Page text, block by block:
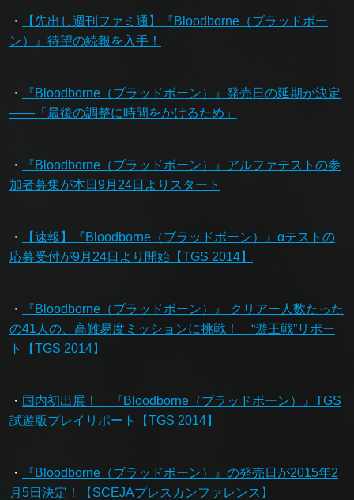
・
【先出し週刊ファミ通】『Bloodborne（ブラッドボー
ン）』待望の続報を入手！
・
『Bloodborne（ブラッドボーン）』発売日の延期が決定
――「最後の調整に時間をかけるため」
・
『Bloodborne（ブラッドボーン）』アルファテストの参
加者募集が本日9月24日よりスタート
・
【速報】『Bloodborne（ブラッドボーン）』αテストの
応募受付が9月24日より開始【TGS 2014】
・
『Bloodborne（ブラッドボーン）』 クリアー人数たった
の41人の、高難易度ミッションに挑戦！ “遊王戦”リポー
ト【TGS 2014】
・ 国内初出展！ 『Bloodborne（ブラッドボーン）』TGS
試遊版プレイリポート【TGS 2014】
・
『Bloodborne（ブラッドボーン）』の発売日が2015年2
月5日決定！【SCEJAプレスカンファレンス】